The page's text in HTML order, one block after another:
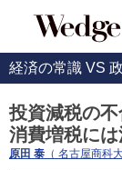
経済の常識 VS
投資減税の不
消費増税に
原田 泰 （ 名古屋商科